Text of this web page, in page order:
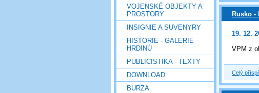
VOJENSKÉ OBJEKTY A
PROSTORY
INSIGNIE A SUVENYRY
HISTORIE - GALERIE
HRDINŮ
PUBLICISTIKA - TEXTY
DOWNLOAD
BURZA
Rusko -
19. 12.
VPM z
Celý